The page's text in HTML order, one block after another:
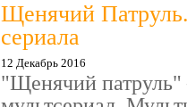
Щенячий
сериала
12 Декабрь 2016
"Щенячий патруль"